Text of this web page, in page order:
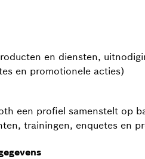
en diensten,
en promotionele acties)
een profiel samenstelt op
trainingen, enquetes en